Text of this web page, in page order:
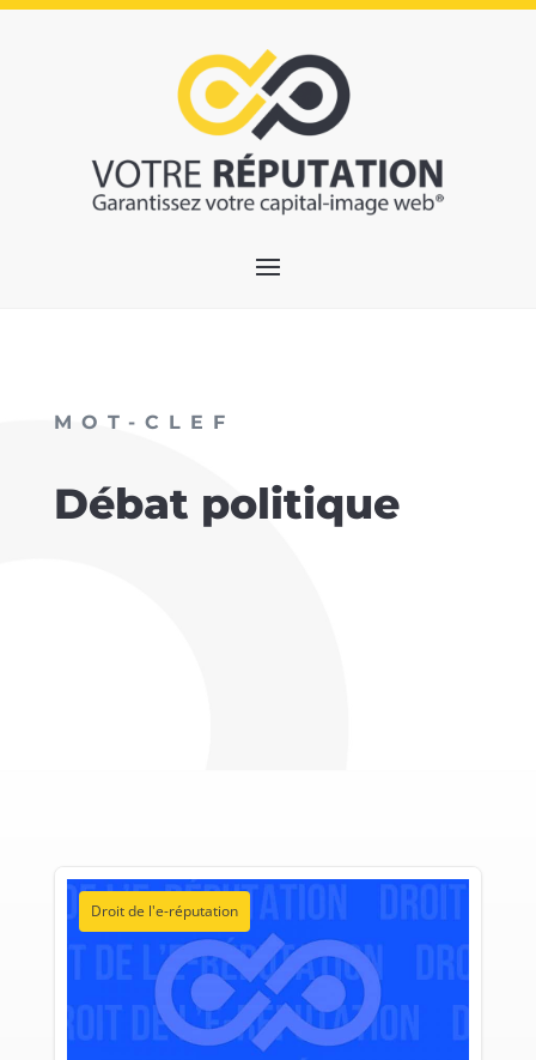
MOT-CLEF
Débat politique
Droit de l'e-réputation